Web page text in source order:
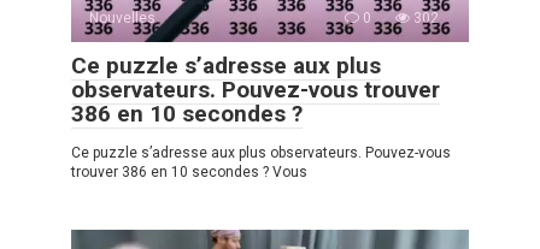
Nouvelles 0 302
Ce puzzle s’adresse aux plus
observateurs. Pouvez-vous trouver
386 en 10 secondes ?
Ce puzzle s’adresse aux plus observateurs. Pouvez-vous
trouver 386 en 10 secondes ? Vous